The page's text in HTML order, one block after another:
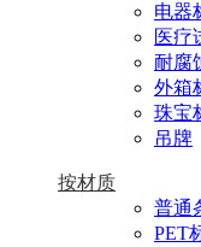
电器
医疗
耐腐
外箱
珠宝
吊牌
按材质
普通
PET